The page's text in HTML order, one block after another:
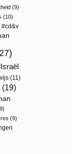
(9)
(10)
cd&v
Israël
(11)
(19)
(9)